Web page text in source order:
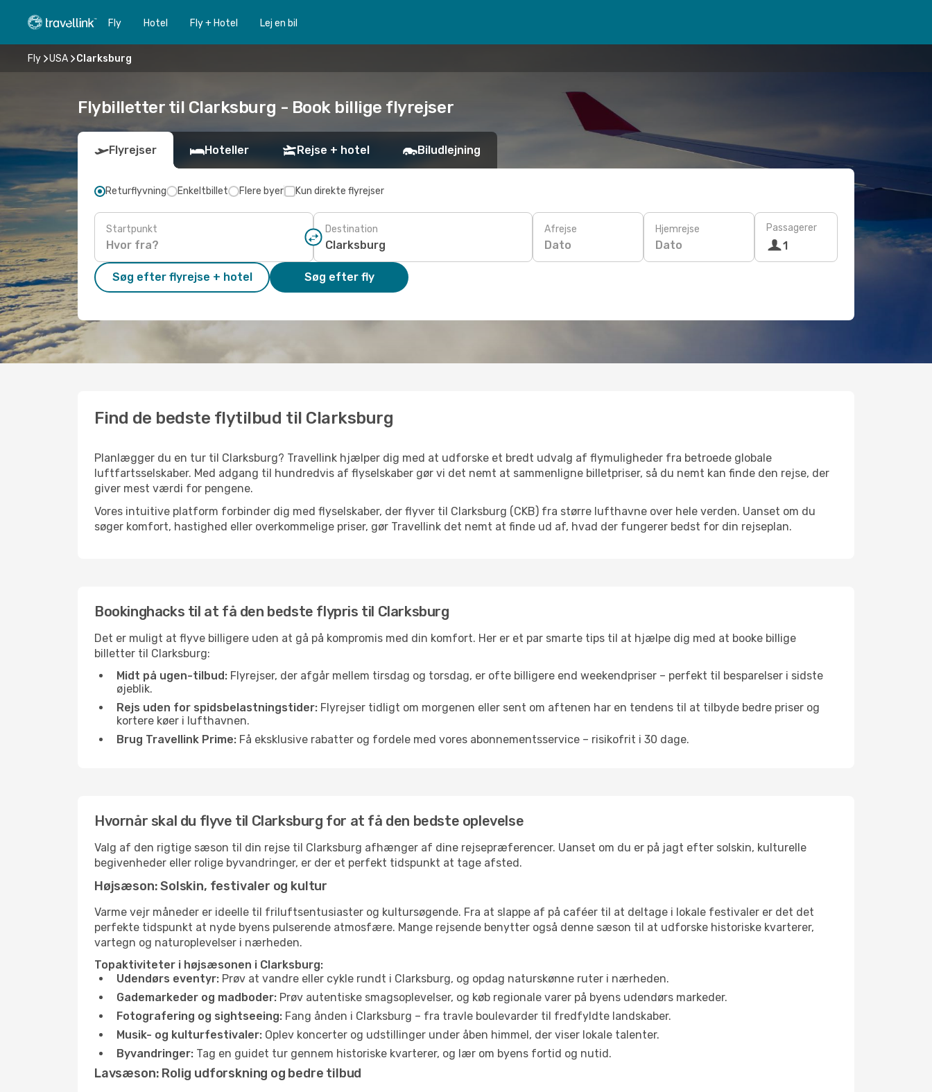
Fly Hotel Fly + Hotel Lej en bil
Fly USA Clarksburg
Flybilletter til Clarksburg - Book billige flyrejser
Flyrejser Hoteller Rejse + hotel Biludlejning
Returflyvning Enkeltbillet Flere byer Kun direkte flyrejser
Startpunkt Destination Afrejse
Dato
Hjemrejse
Dato
Passagerer
1
Søg efter flyrejse + hotel Søg efter fly
Find de bedste flytilbud til Clarksburg
Planlægger du en tur til Clarksburg? Travellink hjælper dig med at udforske et bredt udvalg af flymuligheder fra betroede globale
luftfartsselskaber. Med adgang til hundredvis af flyselskaber gør vi det nemt at sammenligne billetpriser, så du nemt kan finde den rejse, der
giver mest værdi for pengene.
Vores intuitive platform forbinder dig med flyselskaber, der flyver til Clarksburg (CKB) fra større lufthavne over hele verden. Uanset om du
søger komfort, hastighed eller overkommelige priser, gør Travellink det nemt at finde ud af, hvad der fungerer bedst for din rejseplan.
Bookinghacks til at få den bedste flypris til Clarksburg
Det er muligt at flyve billigere uden at gå på kompromis med din komfort. Her er et par smarte tips til at hjælpe dig med at booke billige
billetter til Clarksburg:
Midt på ugen-tilbud: Flyrejser, der afgår mellem tirsdag og torsdag, er ofte billigere end weekendpriser – perfekt til besparelser i sidste
øjeblik.
Rejs uden for spidsbelastningstider: Flyrejser tidligt om morgenen eller sent om aftenen har en tendens til at tilbyde bedre priser og
kortere køer i lufthavnen.
Brug Travellink Prime: Få eksklusive rabatter og fordele med vores abonnementsservice – risikofrit i 30 dage.
Hvornår skal du flyve til Clarksburg for at få den bedste oplevelse
Valg af den rigtige sæson til din rejse til Clarksburg afhænger af dine rejsepræferencer. Uanset om du er på jagt efter solskin, kulturelle
begivenheder eller rolige byvandringer, er der et perfekt tidspunkt at tage afsted.
Højsæson: Solskin, festivaler og kultur
Varme vejr måneder er ideelle til friluftsentusiaster og kultursøgende. Fra at slappe af på caféer til at deltage i lokale festivaler er det det
perfekte tidspunkt at nyde byens pulserende atmosfære. Mange rejsende benytter også denne sæson til at udforske historiske kvarterer,
vartegn og naturoplevelser i nærheden.
Topaktiviteter i højsæsonen i Clarksburg:
Udendørs eventyr: Prøv at vandre eller cykle rundt i Clarksburg, og opdag naturskønne ruter i nærheden.
Gademarkeder og madboder: Prøv autentiske smagsoplevelser, og køb regionale varer på byens udendørs markeder.
Fotografering og sightseeing: Fang ånden i Clarksburg – fra travle boulevarder til fredfyldte landskaber.
Musik- og kulturfestivaler: Oplev koncerter og udstillinger under åben himmel, der viser lokale talenter.
Byvandringer: Tag en guidet tur gennem historiske kvarterer, og lær om byens fortid og nutid.
Lavsæson: Rolig udforskning og bedre tilbud